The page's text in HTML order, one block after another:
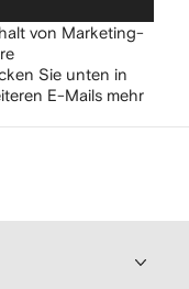
von Marketing-
Sie unten in
E-Mails mehr